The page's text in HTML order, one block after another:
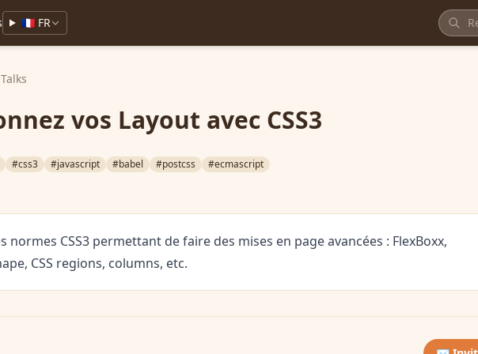
🇫🇷 FR
Talks
vos Layout avec CSS3
#css3 #javascript #babel #postcss #ecmascript
normes CSS3 permettant de faire des mises en page avancées : FlexBoxx,
CSS regions, columns, etc.